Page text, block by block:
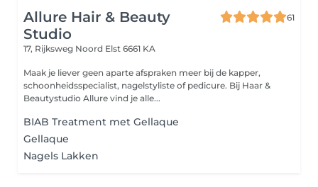
Allure Hair & Beauty
Studio
61
17, Rijksweg Noord Elst 6661 KA
Maak je liever geen aparte afspraken meer bij de kapper,
schoonheidsspecialist, nagelstyliste of pedicure. Bij Haar &
Beautystudio Allure vind je alle...
BIAB Treatment met Gellaque
Gellaque
Nagels Lakken